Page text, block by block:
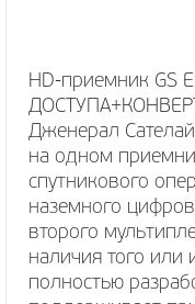
HD-приемник GS
Дженерал
на одном
спутникового
наземного
второго
наличия того или
полностью